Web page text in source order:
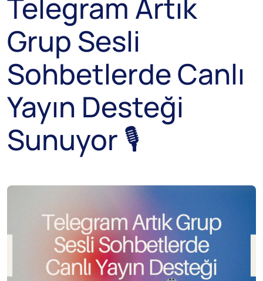
Telegram Artık
Grup Sesli
Sohbetlerde Canlı
Yayın Desteği
Sunuyor 🎙️